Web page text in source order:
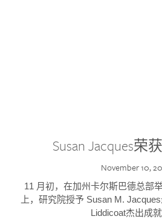
Susan Jacques荣
November 10,
11 月初，在加州卡尔斯巴德总部
上，研究院授予 Susan M.
Liddicoat杰出成就